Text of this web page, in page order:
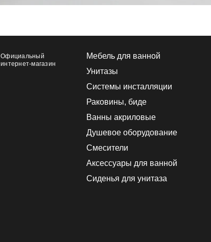
Официальный
интернет-магазин
Мебель для ванной
Унитазы
Системы инсталляции
Раковины, биде
Ванны акриловые
Душевое оборудование
Смесители
Аксессуары для ванной
Сиденья для унитаза